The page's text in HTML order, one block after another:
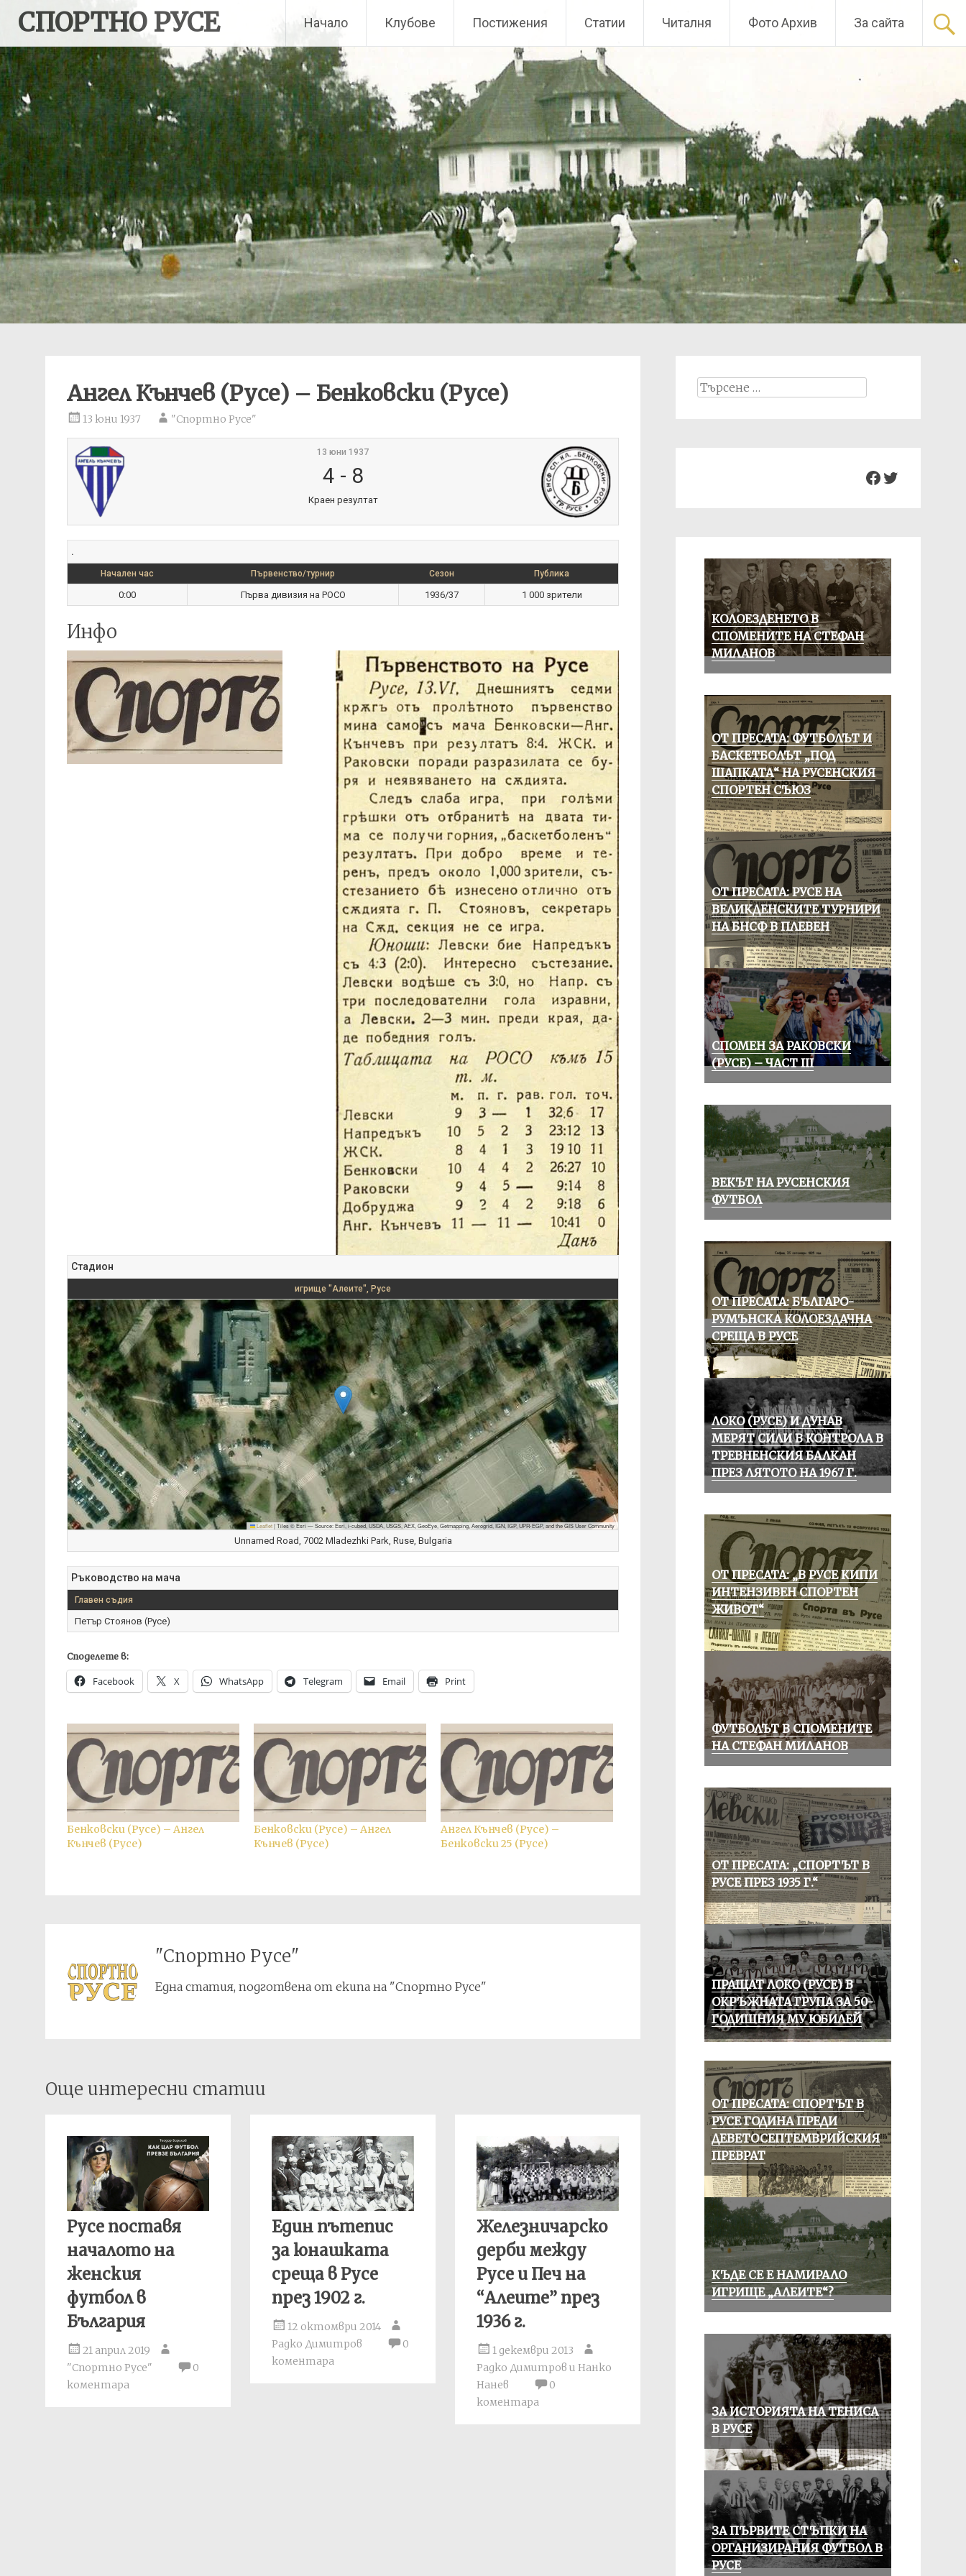
content
СПОРТНО РУСЕ Начало Клубове Постижения Статии Читалня Фото Архив За сайта
Ангел Кънчев (Русе) – Бенковски (Русе)
13 юни 1937 "Спортно Русе"
13 юни 1937
4 - 8
Краен резултат
.
Начален час Първенство/турнир Сезон Публика
0:00 Първа дивизия на РОСО 1936/37 1 000 зрители
Инфо
Стадион
игрище "Алеите", Русе
Leaflet|Tiles © Esri — Source: Esri, i-cubed, USDA, USGS, AEX, GeoEye, Getmapping, Aerogrid, IGN, IGP, UPR-EGP, and the GIS User Community
Unnamed Road, 7002 Mladezhki Park, Ruse, Bulgaria
Ръководство на мача
Главен съдия
Петър Стоянов (Русе)
Споделете в:
Facebook X WhatsApp Telegram Email Print
Бенковски (Русе) – Ангел
Кънчев (Русе)
Бенковски (Русе) – Ангел
Кънчев (Русе)
Ангел Кънчев (Русе) –
Бенковски 25 (Русе)
"Спортно Русе"
Една статия, подготвена от екипа на "Спортно Русе"
Post
navigation
Още интересни статии
Русе поставя
началото на
женския
футбол в
България
21 април 2019
"Спортно Русе"
0
коментара
Един пътепис
за юнашката
среща в Русе
през 1902 г.
12 октомври 2014
Радко Димитров
0
коментара
Железничарско
дерби между
Русе и Печ на
“Алеите” през
1936 г.
1 декември 2013
Радко Димитров и Нанко
Нанев
0
коментара
Search
Facebook
Twitter
КОЛОЕЗДЕНЕТО В
СПОМЕНИТЕ НА СТЕФАН
МИЛАНОВ
ОТ ПРЕСАТА: ФУТБОЛЪТ И
БАСКЕТБОЛЪТ „ПОД
ШАПКАТА“ НА РУСЕНСКИЯ
СПОРТЕН СЪЮЗ
ОТ ПРЕСАТА: РУСЕ НА
ВЕЛИКДЕНСКИТЕ ТУРНИРИ
НА БНСФ В ПЛЕВЕН
СПОМЕН ЗА РАКОВСКИ
(РУСЕ) – ЧАСТ III
ВЕКЪТ НА РУСЕНСКИЯ
ФУТБОЛ
ОТ ПРЕСАТА: БЪЛГАРО-
РУМЪНСКА КОЛОЕЗДАЧНА
СРЕЩА В РУСЕ
ЛОКО (РУСЕ) И ДУНАВ
МЕРЯТ СИЛИ В КОНТРОЛА В
ТРЕВНЕНСКИЯ БАЛКАН
ПРЕЗ ЛЯТОТО НА 1967 Г.
ОТ ПРЕСАТА: „В РУСЕ КИПИ
ИНТЕНЗИВЕН СПОРТЕН
ЖИВОТ“
ФУТБОЛЪТ В СПОМЕНИТЕ
НА СТЕФАН МИЛАНОВ
ОТ ПРЕСАТА: „СПОРТЪТ В
РУСЕ ПРЕЗ 1935 Г.“
ПРАЩАТ ЛОКО (РУСЕ) В
ОКРЪЖНАТА ГРУПА ЗА 50-
ГОДИШНИЯ МУ ЮБИЛЕЙ
ОТ ПРЕСАТА: СПОРТЪТ В
РУСЕ ГОДИНА ПРЕДИ
ДЕВЕТОСЕПТЕМВРИЙСКИЯ
ПРЕВРАТ
КЪДЕ СЕ Е НАМИРАЛО
ИГРИЩЕ „АЛЕИТЕ“?
ЗА ИСТОРИЯТА НА ТЕНИСА
В РУСЕ
ЗА ПЪРВИТЕ СТЪПКИ НА
ОРГАНИЗИРАНИЯ ФУТБОЛ В
РУСЕ